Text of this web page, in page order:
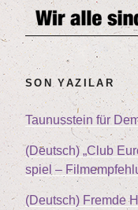
SON YAZILAR
Tau­nus­stein für
(Deutsch) „Club
spiel –
(Deutsch) Frem­de